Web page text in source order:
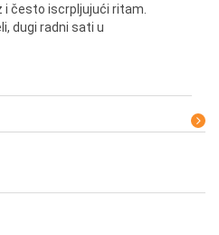
često iscrpljujući ritam.
dugi radni sati u